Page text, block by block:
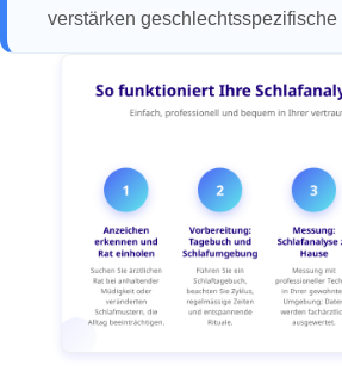
verstärken